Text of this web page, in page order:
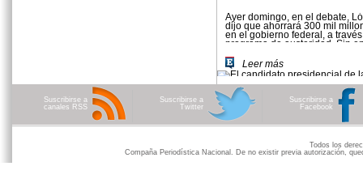
Ayer domingo, en el debate,
dijo que ahorrará 300 mil
en el gobierno federal, a
programa de austeridad. Sin
Leer más
Suscribirse a
canales RSS
Suscribirse a
Twitter
Suscribirse a
Facebook
Todos los
Compaña Periodística Nacional. De no existir previa autorización,